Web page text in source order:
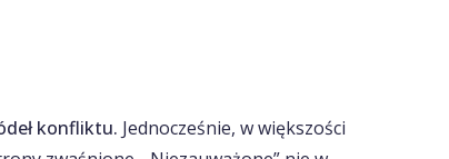
konfliktu. Jednocześnie, w większości